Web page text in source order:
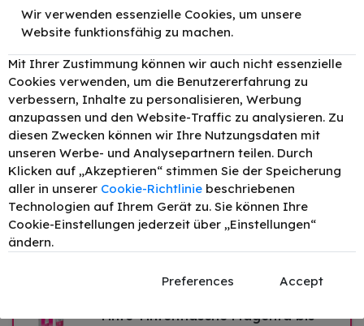
Original Epson 104 / C13T00P140
Tinte Tintenflasche Schwarz bis zu
3000 Seiten 65ml
Druckleistung:3000 14,40 € –
Original Epson 104 / C13T00P240
Tinte Tintenflasche Cyan bis zu
3000 Seiten 65ml
Druckleistung:3000 13,26 € – +
Tinte Tintenflasche Magenta bis
Wir verwenden essenzielle Cookies, um unsere
Website funktionsfähig zu machen.
Mit Ihrer Zustimmung können wir auch nicht essenzielle
Cookies verwenden, um die Benutzererfahrung zu
verbessern, Inhalte zu personalisieren, Werbung
anzupassen und den Website-Traffic zu analysieren. Zu
diesen Zwecken können wir Ihre Nutzungsdaten mit
unseren Werbe- und Analysepartnern teilen. Durch
Klicken auf „Akzeptieren“ stimmen Sie der Speicherung
aller in unserer Cookie-Richtlinie beschriebenen
Technologien auf Ihrem Gerät zu. Sie können Ihre
Cookie-Einstellungen jederzeit über „Einstellungen“
ändern.
Preferences Accept